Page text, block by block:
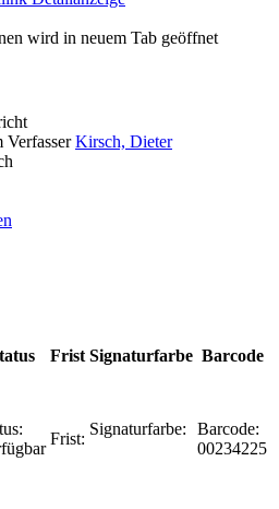
wird in neuem Tab geöffnet
Verfasser Kirsch, Dieter
Frist Signaturfarbe Barcode
Frist:
Signaturfarbe:
Barcode:
00234225